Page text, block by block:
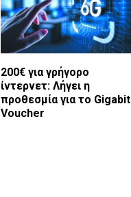
200€ για γρήγορο
ίντερνετ: Λήγει η
προθεσμία για το Gigabit
Voucher